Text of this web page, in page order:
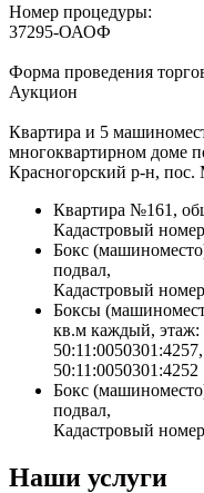
Номер процедуры:
37295-ОАОФ
Форма проведения
Аукцион
Квартира и 5
многоквартирном доме
Красногорский р-н, пос.
Квартира №161,
Кадастровый
Бокс
подвал,
Кадастровый
Боксы
кв.м каждый, этаж:
50:11:0050301:4252
Бокс
подвал,
Кадастровый
Наши услуги